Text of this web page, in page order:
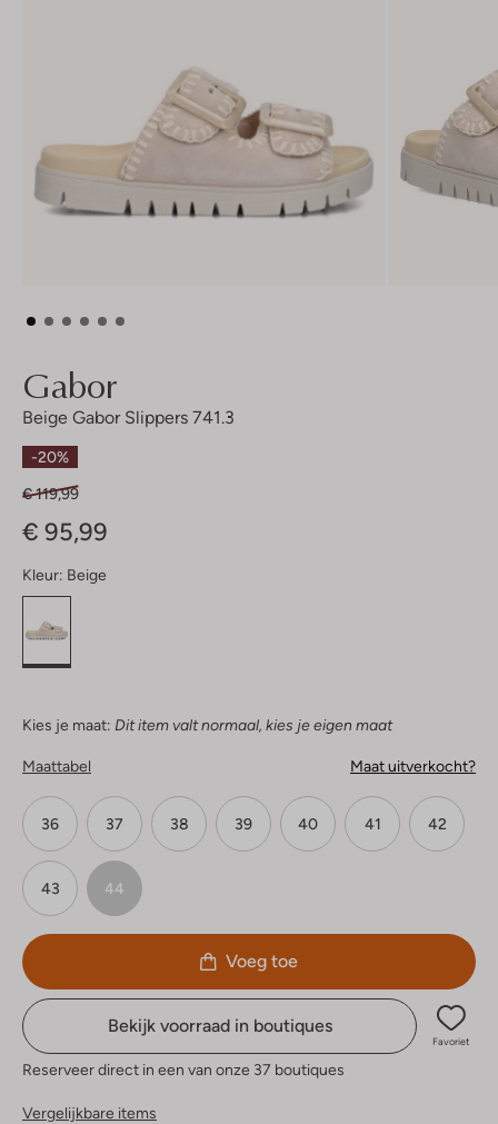
Gabor
Beige Gabor Slippers 741.3
-20%
€ 119,99
€ 95,99
Kleur: Beige
Kies je maat: Dit item valt normaal, kies je eigen maat
Maattabel Maat uitverkocht?
36 37 38 39 40 41 42
43 44
Voeg toe
Bekijk voorraad in boutiques
Favoriet
Reserveer direct in een van onze 37 boutiques
Vergelijkbare items